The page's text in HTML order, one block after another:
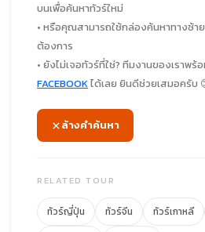
บนเพื่อค้นหาทัวร์ใหม่
• หรือคุณสามารถใช้กล่องค้นหาทางซ้า
ต้องการ
• ยังไม่เจอทัวร์ที่ใช่? ทีมงานของเราพร้
FACEBOOKได้เลย ยินดีช่วยเสมอครับ
ล้างคำค้นหา
RELATED TOUR
ทัวร์ญี่ปุ่น ทัวร์จีน ทัวร์เกาหลี